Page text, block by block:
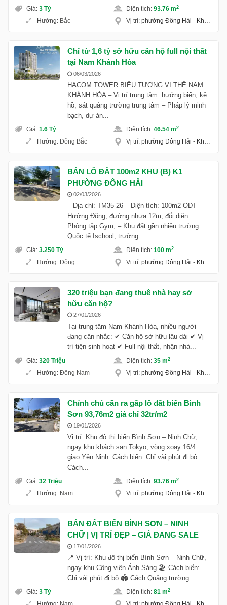
Giá: 3 Tỷ Diện tích: 93.76 m2
Hướng: Bắc Vị trí: phường Đông Hải - Khánh Hoà
Chỉ từ 1,6 tỷ sở hữu căn hộ full nội thất
tại Nam Khánh Hòa
06/03/2026
HACOM TOWER BIỂU TƯỢNG VỊ THẾ NAM
KHÁNH HÒA – Vị trí trung tâm: hướng biển, kề
hồ, sát quảng trường trung tâm – Pháp lý minh
bạch, dự án...
Giá: 1.6 Tỷ Diện tích: 46.54 m2
Hướng: Đông Bắc Vị trí: phường Đông Hải - Khánh Hoà
BÁN LÔ ĐẤT 100m2 KHU (B) K1
PHƯỜNG ĐÔNG HẢI
02/03/2026
– Địa chỉ: TM35-26 – Diện tích: 100m2 ODT –
Hướng Đông, đường nhựa 12m, đối diện
Phòng tập Gym, – Khu đất gần nhiều trường
Quốc tế Ischool, trường...
Giá: 3.250 Tỷ Diện tích: 100 m2
Hướng: Đông Vị trí: phường Đông Hải - Khánh Hoà
320 triệu bạn đang thuê nhà hay sở
hữu căn hộ?
27/01/2026
Tại trung tâm Nam Khánh Hòa, nhiều người
đang cân nhắc: ✔ Căn hộ sở hữu lâu dài ✔ Vị
trí tiện sinh hoạt ✔ Full nội thất, nhận nhà...
Giá: 320 Triệu Diện tích: 35 m2
Hướng: Đông Nam Vị trí: phường Đông Hải - Khánh Hoà
Chính chủ cần ra gấp lô đất biển Bình
Sơn 93,76m2 giá chỉ 32tr/m2
19/01/2026
Vị trí: Khu đô thị biển Bình Sơn – Ninh Chữ,
ngay khu khách sạn Tokyo, vòng xoay 16/4
giao Yên Ninh. Cách biển: Chỉ vài phút đi bộ
Cách...
Giá: 32 Triệu Diện tích: 93.76 m2
Hướng: Nam Vị trí: phường Đông Hải - Khánh Hoà
BÁN ĐẤT BIỂN BÌNH SƠN – NINH
CHỮ | VỊ TRÍ ĐẸP – GIÁ ĐANG SALE
17/01/2026
📍 Vị trí: Khu đô thị biển Bình Sơn – Ninh Chữ,
ngay khu Công viên Ánh Sáng 🏖️ Cách biển:
Chỉ vài phút đi bộ 🏟️ Cách Quảng trường...
Giá: 3 Tỷ Diện tích: 81 m2